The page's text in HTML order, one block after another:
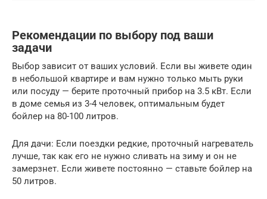
Рекомендации по выбору под ваши
задачи
Выбор зависит от ваших условий. Если вы живете один
в небольшой квартире и вам нужно только мыть руки
или посуду — берите проточный прибор на 3.5 кВт. Если
в доме семья из 3-4 человек, оптимальным будет
бойлер на 80-100 литров.
Для дачи: Если поездки редкие, проточный нагреватель
лучше, так как его не нужно сливать на зиму и он не
замерзнет. Если живете постоянно — ставьте бойлер на
50 литров.